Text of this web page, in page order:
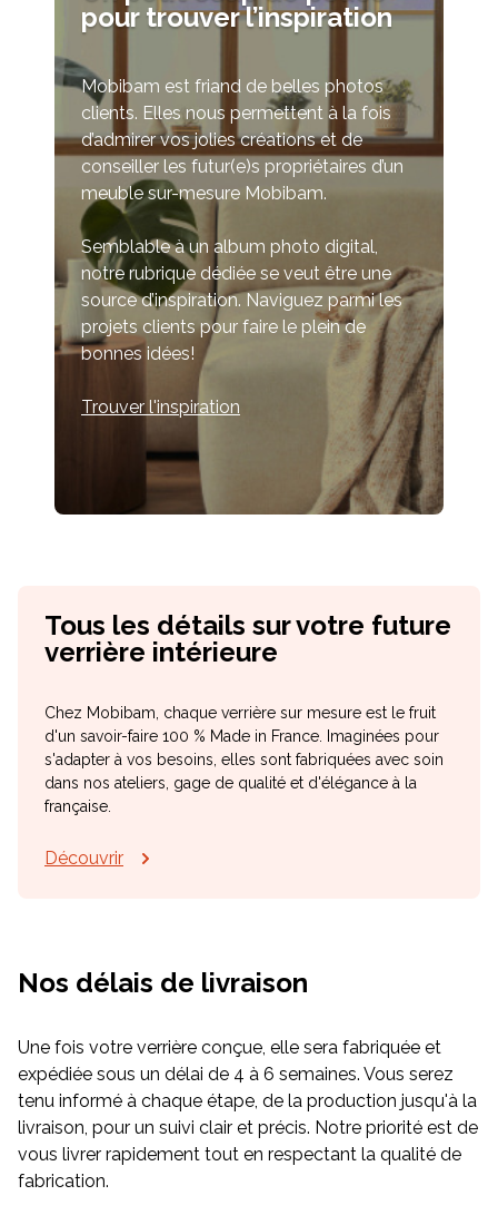
pour trouver l’inspiration
Mobibam est friand de belles photos
clients. Elles nous permettent à la fois
d’admirer vos jolies créations et de
conseiller les futur(e)s propriétaires d’un
meuble sur-mesure Mobibam.
Semblable à un album photo digital,
notre rubrique dédiée se veut être une
source d’inspiration. Naviguez parmi les
projets clients pour faire le plein de
bonnes idées!
Trouver l'inspiration
Tous les détails sur votre future
verrière intérieure
Chez Mobibam, chaque verrière sur mesure est le fruit
d'un savoir-faire 100 % Made in France. Imaginées pour
s'adapter à vos besoins, elles sont fabriquées avec soin
dans nos ateliers, gage de qualité et d'élégance à la
française.
Découvrir
Nos délais de livraison
Une fois votre verrière conçue, elle sera fabriquée et
expédiée sous un délai de 4 à 6 semaines. Vous serez
tenu informé à chaque étape, de la production jusqu'à la
livraison, pour un suivi clair et précis. Notre priorité est de
vous livrer rapidement tout en respectant la qualité de
fabrication.